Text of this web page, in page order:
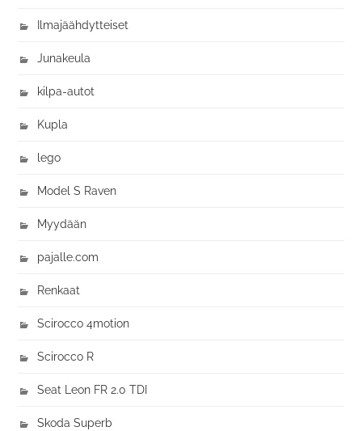
Ilmajäähdytteiset
Junakeula
kilpa-autot
Kupla
lego
Model S Raven
Myydään
pajalle.com
Renkaat
Scirocco 4motion
Scirocco R
Seat Leon FR 2.0 TDI
Skoda Superb